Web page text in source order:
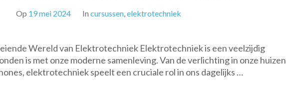
Op 19 mei 2024 In cursussen,elektrotechniek
Wereld van Elektrotechniek Elektrotechniek is een veelzijdig
is met onze moderne samenleving. Van de verlichting in onze huizen
elektrotechniek speelt een cruciale rol in ons dagelijks …